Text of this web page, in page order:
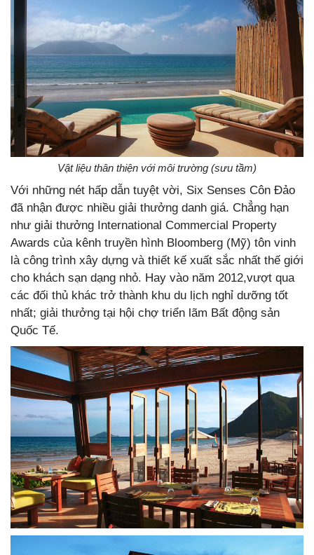
Vật liệu thân thiện với môi trường (sưu tầm)
Với những nét hấp dẫn tuyệt vời, Six Senses Côn Đảo
đã nhận được nhiều giải thưởng danh giá. Chẳng hạn
như giải thưởng International Commercial Property
Awards của kênh truyền hình Bloomberg (Mỹ) tôn vinh
là công trình xây dựng và thiết kế xuất sắc nhất thế giới
cho khách sạn dạng nhỏ. Hay vào năm 2012,vượt qua
các đối thủ khác trở thành khu du lịch nghỉ dưỡng tốt
nhất; giải thưởng tại hội chợ triển lãm Bất động sản
Quốc Tế.